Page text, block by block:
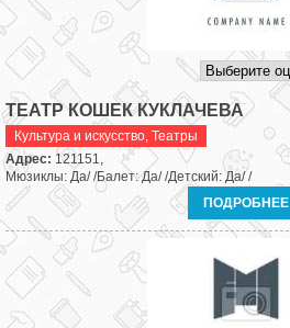
ТЕАТР КОШЕК КУКЛАЧЕВА
Культура и искусство, Театры
Адрес: 121151,
Мюзиклы: Да/ /Балет: Да/ /Детский: Да/ /
ПОДРОБНЕЕ